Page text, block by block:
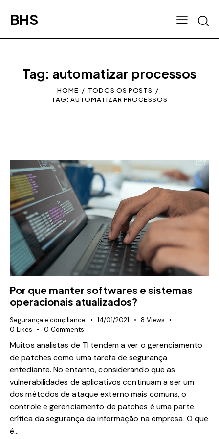
BHS
Tag: automatizar processos
HOME
TODOS OS POSTS
TAG: AUTOMATIZAR PROCESSOS
Por que manter softwares e sistemas
operacionais atualizados?
Segurança e compliance 14/01/2021 8 Views
0 Likes 0 Comments
Muitos analistas de TI tendem a ver o gerenciamento
de patches como uma tarefa de segurança
entediante. No entanto, considerando que as
vulnerabilidades de aplicativos continuam a ser um
dos métodos de ataque externo mais comuns, o
controle e gerenciamento de patches é uma parte
crítica da segurança da informação na empresa. O que
é…